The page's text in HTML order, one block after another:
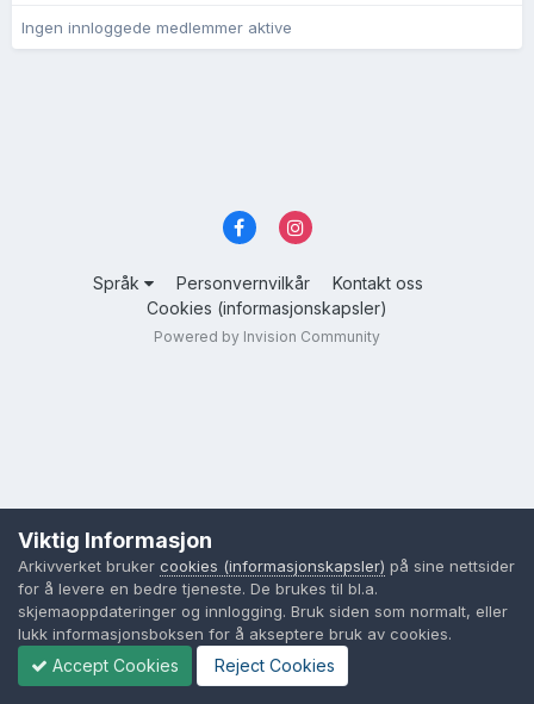
Ingen innloggede medlemmer aktive
Språk Personvernvilkår
Kontakt oss
Cookies (informasjonskapsler)
Powered by Invision Community
Viktig Informasjon
Arkivverket bruker cookies (informasjonskapsler) på sine nettsider
for å levere en bedre tjeneste. De brukes til bl.a.
skjemaoppdateringer og innlogging. Bruk siden som normalt, eller
lukk informasjonsboksen for å akseptere bruk av cookies.
Accept Cookies Reject Cookies